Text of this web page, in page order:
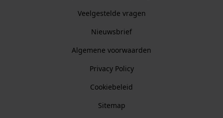
Veelgestelde vragen
Nieuwsbrief
Algemene voorwaarden
Privacy Policy
Cookiebeleid
Sitemap